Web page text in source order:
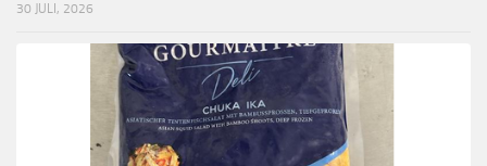
30 JULI, 2026